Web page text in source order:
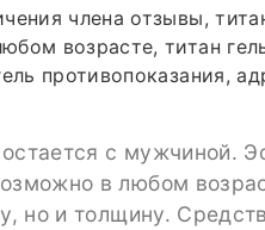
члена отзывы,
возрасте, титан
противопоказания,
с мужчиной.
в любом
но и толщину.